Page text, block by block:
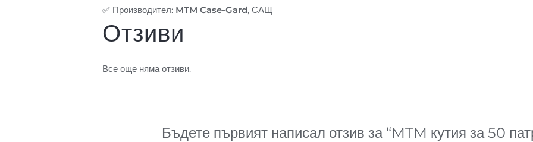
✅ Производител: MTM Case-Gard, САЩ
Отзиви
Все още няма отзиви.
Бъдете първият написал отзив за “MTM кутия за 50